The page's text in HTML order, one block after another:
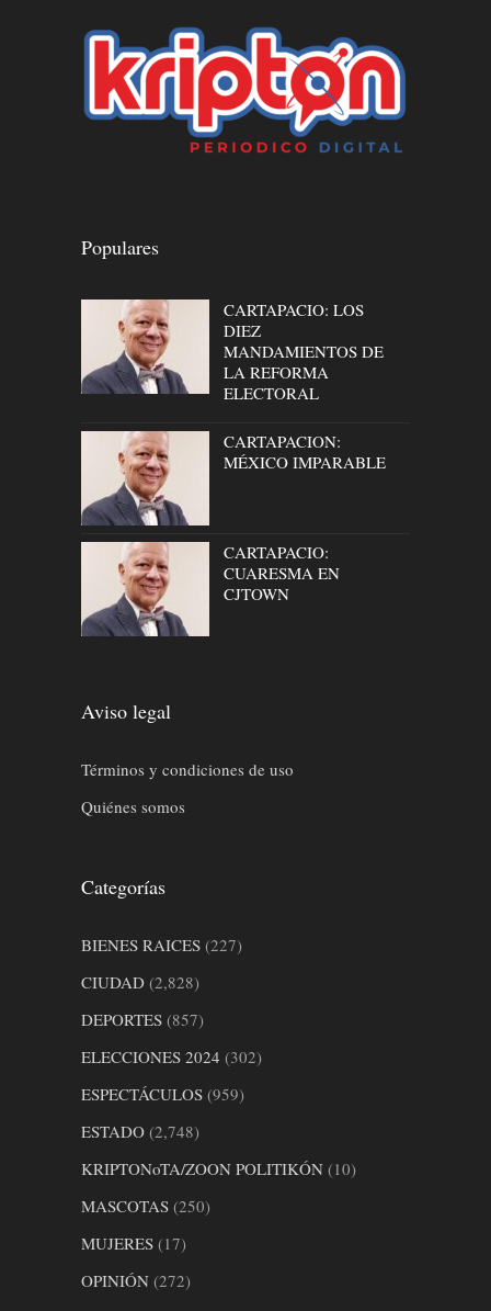
Populares
CARTAPACIO: LOS
DIEZ
MANDAMIENTOS DE
LA REFORMA
ELECTORAL
CARTAPACION:
MÉXICO IMPARABLE
CARTAPACIO:
CUARESMA EN
CJTOWN
Aviso legal
Términos y condiciones de uso
Quiénes somos
Categorías
BIENES RAICES (227)
CIUDAD (2,828)
DEPORTES (857)
ELECCIONES 2024 (302)
ESPECTÁCULOS (959)
ESTADO (2,748)
KRIPTONoTA/ZOON POLITIKÓN (10)
MASCOTAS (250)
MUJERES (17)
OPINIÓN (272)